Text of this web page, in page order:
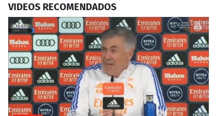
VIDEOS RECOMENDADOS